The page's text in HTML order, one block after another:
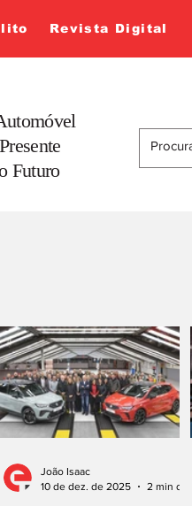
Revista Digital
Futuro
João Isaac
10 de dez. de 2025